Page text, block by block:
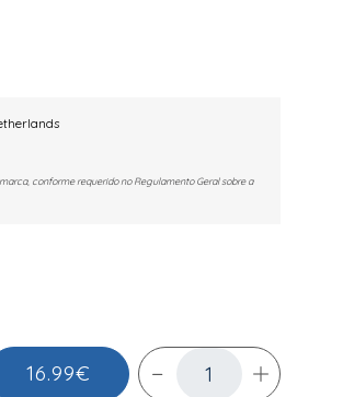
conforme requerido no Regulamento Geral sobre a
16.99€